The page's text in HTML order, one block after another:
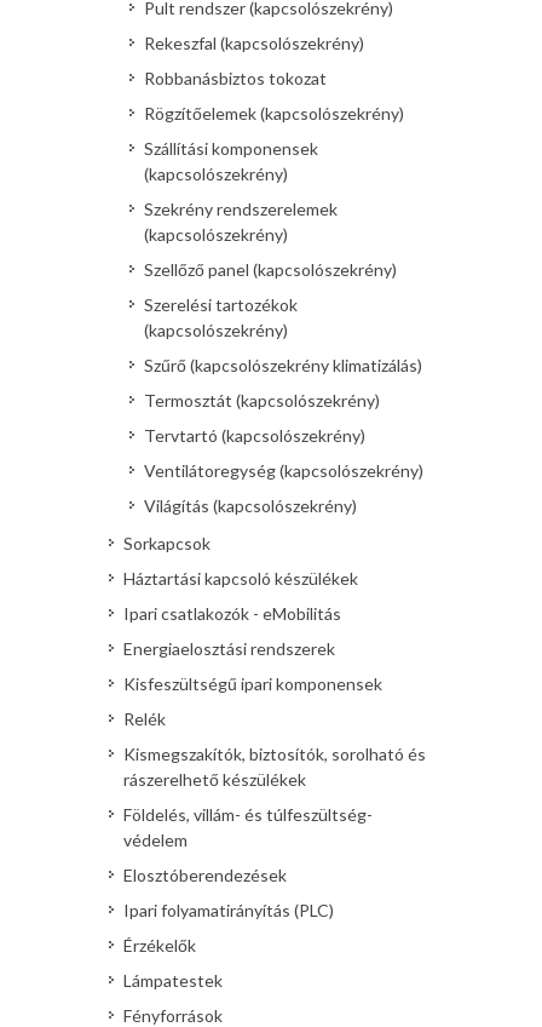
Pult rendszer (kapcsolószekrény)
Rekeszfal (kapcsolószekrény)
Robbanásbiztos tokozat
Rögzítőelemek (kapcsolószekrény)
Szállítási komponensek
(kapcsolószekrény)
Szekrény rendszerelemek
(kapcsolószekrény)
Szellőző panel (kapcsolószekrény)
Szerelési tartozékok
(kapcsolószekrény)
Szűrő (kapcsolószekrény klimatizálás)
Termosztát (kapcsolószekrény)
Tervtartó (kapcsolószekrény)
Ventilátoregység (kapcsolószekrény)
Világítás (kapcsolószekrény)
Sorkapcsok
Háztartási kapcsoló készülékek
Ipari csatlakozók - eMobilitás
Energiaelosztási rendszerek
Kisfeszültségű ipari komponensek
Relék
Kismegszakítók, biztosítók, sorolható és
rászerelhető készülékek
Földelés, villám- és túlfeszültség-
védelem
Elosztóberendezések
Ipari folyamatirányítás (PLC)
Érzékelők
Lámpatestek
Fényforrások